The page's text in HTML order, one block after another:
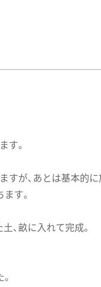
す。
が、あとは基本的に
す。
、畝に入れて完成。